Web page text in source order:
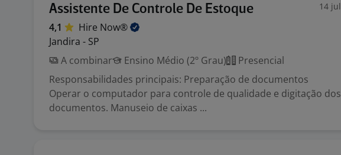
Assistente De Controle De Estoque 14 jul
4,1 Hire Now®
Jandira - SP
A combinar
Ensino Médio (2º Grau)
Presencial
Responsabilidades principais: Preparação de documentos
Operar o computador para controle de qualidade e digitação dos
documentos. Manuseio de caixas ...